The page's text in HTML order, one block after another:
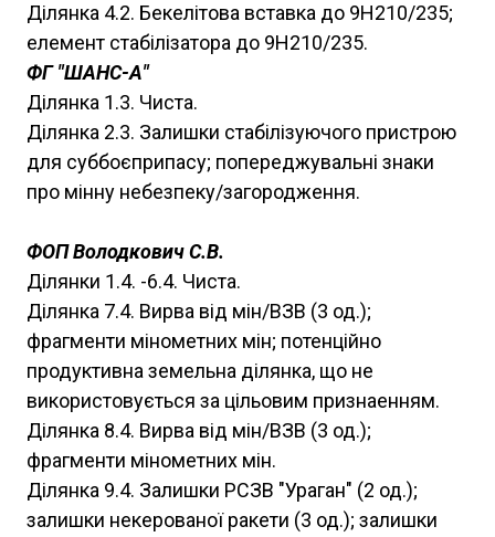
Ділянка 4.2. Бекелітова вставка до 9Н210/235;
елемент стабілізатора до 9Н210/235.
ФГ "ШАНС-А"
Ділянка 1.3. Чиста.
Ділянка 2.3. Залишки стабілізуючого пристрою
для суббоєприпасу; попереджувальні знаки
про мінну небезпеку/загородження.
ФОП Володкович С.В.
Ділянки 1.4. -6.4. Чиста.
Ділянка 7.4. Вирва від мін/ВЗВ (3 од.);
фрагменти мінометних мін; потенційно
продуктивна земельна ділянка, що не
використовується за цільовим признаенням.
Ділянка 8.4. Вирва від мін/ВЗВ (3 од.);
фрагменти мінометних мін.
Ділянка 9.4. Залишки РСЗВ "Ураган" (2 од.);
залишки некерованої ракети (3 од.); залишки